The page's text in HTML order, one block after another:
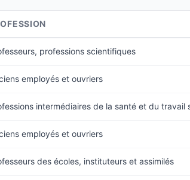
professions scientifiques
employés et ouvriers
intermédiaires de la santé et du travail
employés et ouvriers
des écoles, instituteurs et assimilés